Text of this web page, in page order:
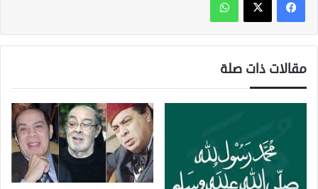
مقالات ذات صلة